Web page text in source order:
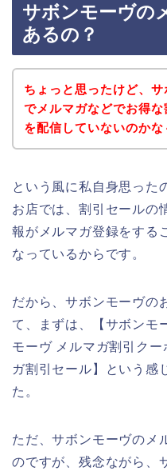
サボンモーヴの
あるの？
ちょっと思ったけど、
でメルマガなどでお得
を配信していないのかな
という風に私自身思った
お店では、割引セールの
報がメルマガ登録をする
なっているからです。
だから、サボンモーヴの
て、まずは、【サボンモ
モーヴ メルマガ割引ク
ガ割引セール】という感
た。
ただ、サボンモーヴのメ
のですが、残念ながら、